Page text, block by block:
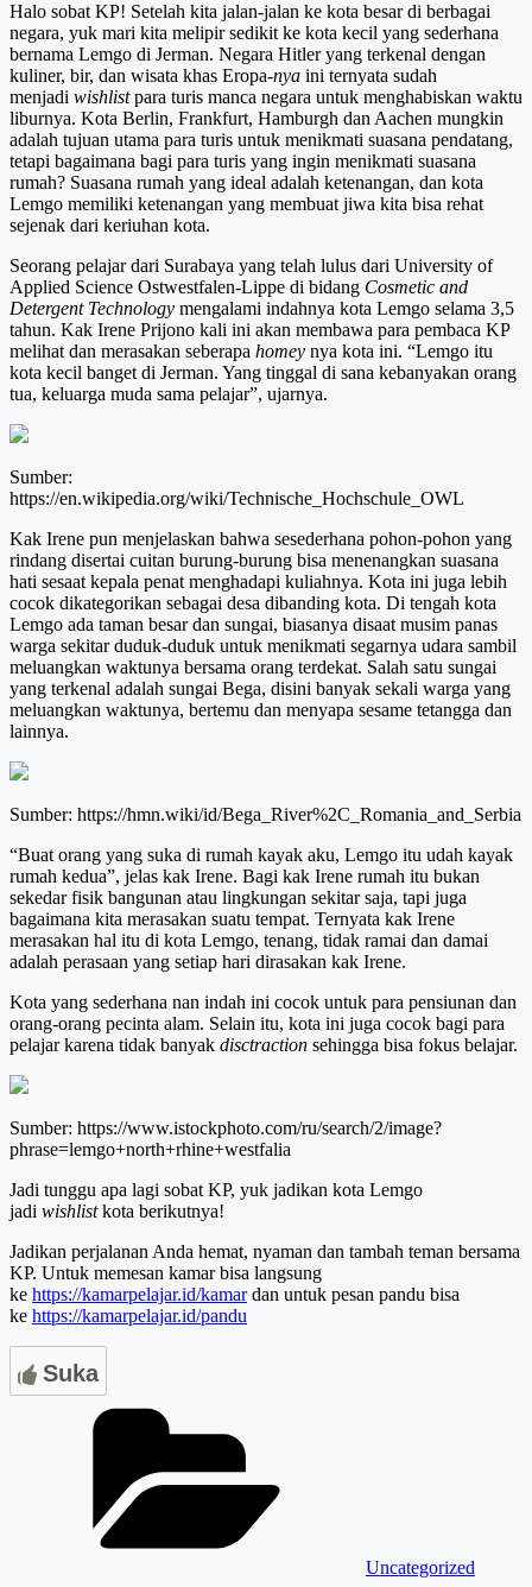
Halo sobat KP! Setelah kita jalan-jalan ke kota besar di berbagai
negara, yuk mari kita melipir sedikit ke kota kecil yang sederhana
bernama Lemgo di Jerman. Negara Hitler yang terkenal dengan
kuliner, bir, dan wisata khas Eropa-nya ini ternyata sudah
menjadi wishlistpara turis manca negara untuk menghabiskan waktu
liburnya. Kota Berlin, Frankfurt, Hamburgh dan Aachen mungkin
adalah tujuan utama para turis untuk menikmati suasana pendatang,
tetapi bagaimana bagi para turis yang ingin menikmati suasana
rumah? Suasana rumah yang ideal adalah ketenangan, dan kota
Lemgo memiliki ketenangan yang membuat jiwa kita bisa rehat
sejenak dari keriuhan kota.
Seorang pelajar dari Surabaya yang telah lulus dari University of
Applied Science Ostwestfalen-Lippe di bidang Cosmetic and
Detergent Technology mengalami indahnya kota Lemgo selama 3,5
tahun. Kak Irene Prijono kali ini akan membawa para pembaca KP
melihat dan merasakan seberapa homey nya kota ini. “Lemgo itu
kota kecil banget di Jerman. Yang tinggal di sana kebanyakan orang
tua, keluarga muda sama pelajar”, ujarnya.
Sumber:
https://en.wikipedia.org/wiki/Technische_Hochschule_OWL
Kak Irene pun menjelaskan bahwa sesederhana pohon-pohon yang
rindang disertai cuitan burung-burung bisa menenangkan suasana
hati sesaat kepala penat menghadapi kuliahnya. Kota ini juga lebih
cocok dikategorikan sebagai desa dibanding kota. Di tengah kota
Lemgo ada taman besar dan sungai, biasanya disaat musim panas
warga sekitar duduk-duduk untuk menikmati segarnya udara sambil
meluangkan waktunya bersama orang terdekat. Salah satu sungai
yang terkenal adalah sungai Bega, disini banyak sekali warga yang
meluangkan waktunya, bertemu dan menyapa sesame tetangga dan
lainnya.
Sumber: https://hmn.wiki/id/Bega_River%2C_Romania_and_Serbia
“Buat orang yang suka di rumah kayak aku, Lemgo itu udah kayak
rumah kedua”, jelas kak Irene. Bagi kak Irene rumah itu bukan
sekedar fisik bangunan atau lingkungan sekitar saja, tapi juga
bagaimana kita merasakan suatu tempat. Ternyata kak Irene
merasakan hal itu di kota Lemgo, tenang, tidak ramai dan damai
adalah perasaan yang setiap hari dirasakan kak Irene.
Kota yang sederhana nan indah ini cocok untuk para pensiunan dan
orang-orang pecinta alam. Selain itu, kota ini juga cocok bagi para
pelajar karena tidak banyak disctraction sehingga bisa fokus belajar.
Sumber: https://www.istockphoto.com/ru/search/2/image?
phrase=lemgo+north+rhine+westfalia
Jadi tunggu apa lagi sobat KP, yuk jadikan kota Lemgo
jadi wishlistkota berikutnya!
Jadikan perjalanan Anda hemat, nyaman dan tambah teman bersama
KP. Untuk memesan kamar bisa langsung
ke https://kamarpelajar.id/kamardan untuk pesan pandu bisa
ke https://kamarpelajar.id/pandu
Suka
Uncategorized